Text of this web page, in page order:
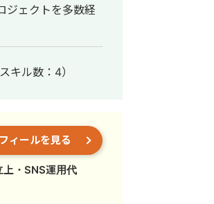
ジェクトを多数経
キル数：4）
ィールを見る
・SNS運用代